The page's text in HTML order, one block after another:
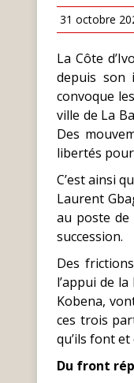
31 octobre
La Côte
depuis son
convoque
ville de La
Des
libertés
C’est ainsi
Laurent
au poste
succession.
Des
l’appui de
Kobena,
ces trois
qu’ils font
Du front